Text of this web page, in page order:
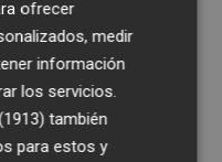
ofrecer
medir
información
los servicios.
también
para estos y